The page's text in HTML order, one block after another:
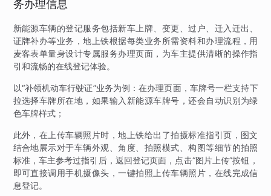
务办理信息
新能源车辆的登记服务包括新车上牌、变更、过户、迁入迁出、
证牌补办等业务，地上铁根据每类业务所需资料和办理流程，用
麦客表单量身设计专属服务办理页面，为车主提供清晰的操作指
引和流畅的在线登记体验。
以“补领机动车行驶证”业务为例：在办理页面，车牌号一栏支持下
拉选择车牌所在地，如果输入新能源车牌号，还会自动识别为绿
色车牌样式；
此外，在上传车辆照片时，地上铁给出了拍摄标准指引页，图文
结合地展示对于车辆外观、角度、拍照模式、构图等细节的拍照
标准，车主参考过指引后，返回登记页面，点击“图片上传”按钮，
即可直接调用手机摄像头，一键拍照上传车辆照片，在线完成信
息登记。